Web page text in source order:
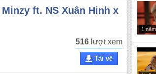
ft. NS Xuân Hinh x
516 lượt xem
Tải về
1